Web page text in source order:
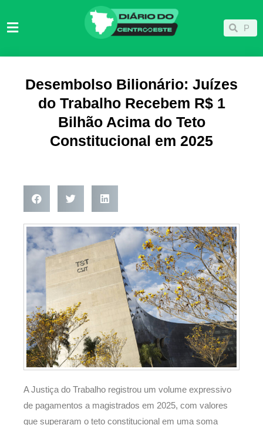
para
Pesquisar
Desembolso Bilionário: Juízes
do Trabalho Recebem R$ 1
Bilhão Acima do Teto
Constitucional em 2025
A Justiça do Trabalho registrou um volume expressivo
de pagamentos a magistrados em 2025, com valores
que superaram o teto constitucional em uma soma